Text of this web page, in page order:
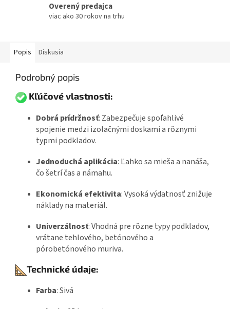
Overený predajca
viac ako 30 rokov na trhu
Popis Diskusia
Podrobný popis
Kľúčové vlastnosti:
Dobrá prídržnosť: Zabezpečuje spoľahlivé
spojenie medzi izolačnými doskami a rôznymi
typmi podkladov.
Jednoduchá aplikácia: Ľahko sa mieša a nanáša,
čo šetrí čas a námahu.
Ekonomická efektivita:Vysoká výdatnosť znižuje
náklady na materiál.
Univerzálnosť:Vhodná pre rôzne typy podkladov,
vrátane tehlového, betónového a
pórobetónového muriva.
Technické údaje:
Farba: Sivá